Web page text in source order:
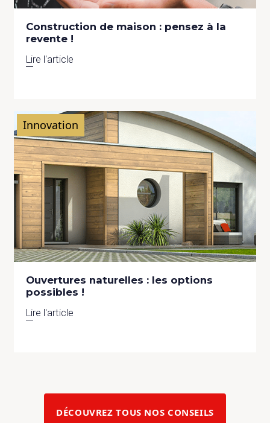
Construction de maison : pensez à la
revente !
Lire l'article
Innovation
Ouvertures naturelles : les options
possibles !
Lire l'article
DÉCOUVREZ TOUS NOS CONSEILS